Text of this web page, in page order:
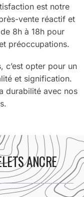
est notre
vente réactif et
8h à 18h pour
préoccupations.
c’est opter pour un
et signification.
durabilité avec nos
ANCRE